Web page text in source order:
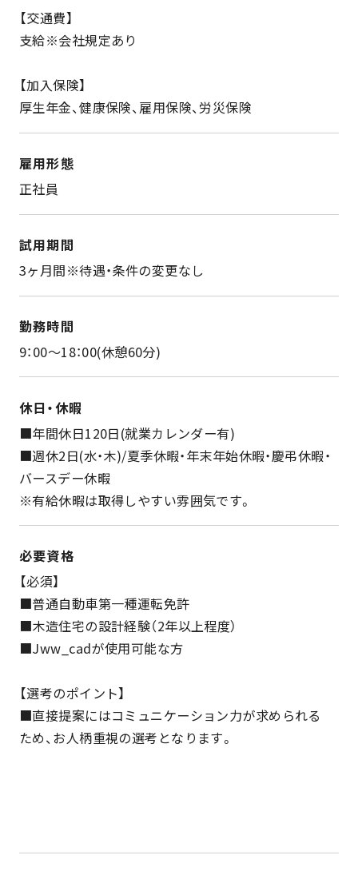
【交通費】
支給※会社規定あり
【加入保険】
厚生年金、健康保険、雇用保険、労災保険
雇用形態
正社員
試用期間
3ヶ月間※待遇・条件の変更なし
勤務時間
9：00～18：00(休憩60分)
休日・休暇
■年間休日120日(就業カレンダー有)
■週休2日(水・木)/夏季休暇・年末年始休暇・慶弔休暇・
バースデー休暇
※有給休暇は取得しやすい雰囲気です。
必要資格
【必須】
■普通自動車第一種運転免許
■木造住宅の設計経験（2年以上程度）
■Jww_cadが使用可能な方
【選考のポイント】
■直接提案にはコミュニケーション力が求められる
ため、お人柄重視の選考となります。